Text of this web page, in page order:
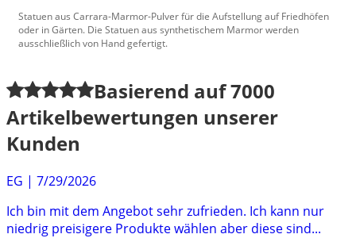
Statuen aus Carrara-Marmor-Pulver für die Aufstellung auf Friedhöfen
oder in Gärten. Die Statuen aus synthetischem Marmor werden
ausschließlich von Hand gefertigt.
Basierend auf7000
Artikelbewertungen unserer
Kunden
EG | 7/29/2026
Ich bin mit dem Angebot sehr zufrieden. Ich kann nur
niedrig preisigere Produkte wählen aber diese sind...